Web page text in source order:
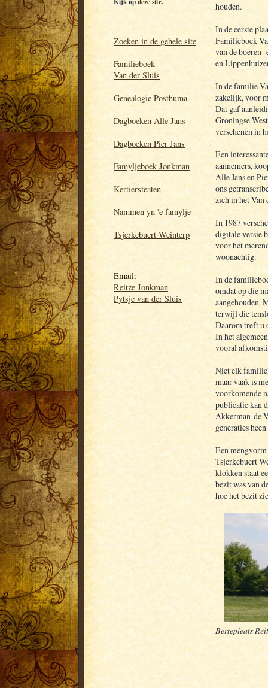
Zoeken in de gehele site
Familieboek
Van der Sluis
Genealogie Posthuma
Dagboeken Alle Jans
Dagboeken Pier Jans
Famyljeboek Jonkman
Kertiersteaten
Nammen yn 'e famylje
Tsjerkebuert Weinterp
Email:
Reitze Jonkman
Pytsje van der Sluis
houden.
In de eerste
Familieboek
van de
en
In de familie
zakelijk, voor
Dat gaf
Groningse
verschenen in
Een
aannemers,
Alle Jans en
ons
zich in het Van
In 1987
digitale versie
voor het
woonachtig.
In de
omdat op die
aangehouden.
terwijl die
Daarom treft u
In het
vooral
Niet elk
maar vaak is
voorkomende
publicatie kan
Akkerman-de
generaties
Een
Tsjerkebuert
klokken staat
bezit was van
hoe het bezit
Bertepleats